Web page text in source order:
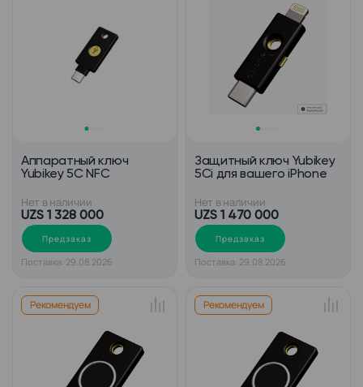
Аппаратный ключ
Yubikey 5C NFC
Нет в наличии
UZS 1 328 000
Предзаказ
Поставка: 29.08.2026
Защитный ключ Yubikey
5Ci для вашего iPhone
Нет в наличии
UZS 1 470 000
Предзаказ
Поставка: 29.08.2026
Рекомендуем Рекомендуем